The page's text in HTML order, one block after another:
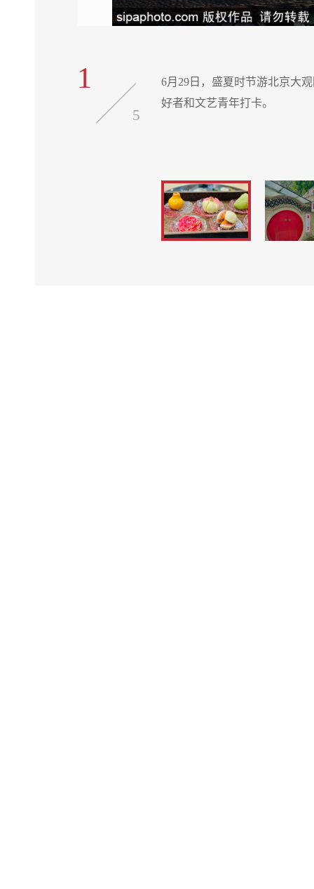
1
5
6月29日，盛夏时节游北京大
好者和文艺青年打卡。